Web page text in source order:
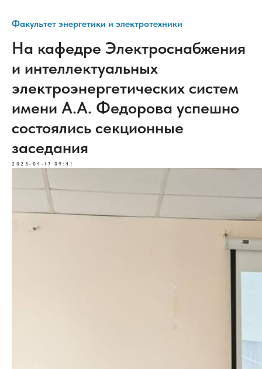
Факультет энергетики и электротехники
На кафедре Электроснабжения
и интеллектуальных
электроэнергетических систем
имени А.А. Федорова успешно
состоялись секционные
заседания
2025-04-17 09:41